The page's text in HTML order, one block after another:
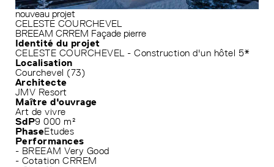
nouveau projet
CELESTE COURCHEVEL
BREEAM CRREM Façade pierre
Identité du projet
CELESTE COURCHEVEL - Construction d'un hôtel 5*
Localisation
Courchevel (73)
Architecte
JMV Resort
Maître d'ouvrage
Art de vivre
SdP9 000 m²
PhaseEtudes
Performances
- BREEAM Very Good
- Cotation CRREM